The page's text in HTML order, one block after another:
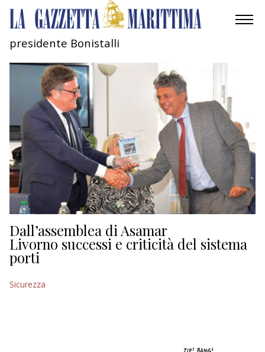
AMBIENTE
MOBILITÀ
INDUSTRIA
RICERCA
ECONOMIA
TURISMO
CULTURA
NAUTICA
EDITORIALI
presidente Bonistalli
Dall’assemblea di Asamar
Livorno successi e criticità del sistema
porti
Sicurezza